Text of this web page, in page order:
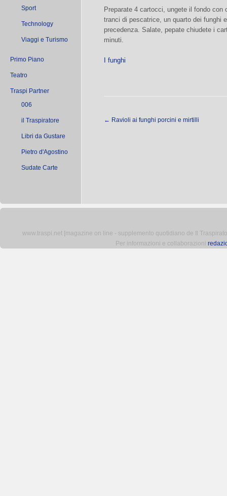
Sport
Technology
Viaggi e Turismo
Primo Piano
Teatro
Traspi Partner
006
il Traspiratore
Libri da Gustare
Pietro d'Agostino
Sudate Carte
Preparate 4 cartocci, ungete il fondo
tranci di pescatrice, un quarto dei funghi
precedenza. Salate, pepate chiudete i
minuti.
I funghi
← Ravioli ai funghi porcini e mirtilli
www.traspi.net [magazine on line - supplemento quotidiano de Il
Per informazioni e collaborazioni